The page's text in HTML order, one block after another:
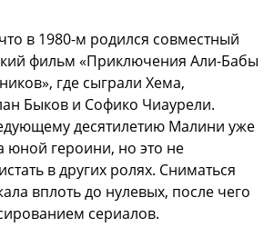
в 1980-м родился совместный
фильм «Приключения Али-Бабы
где сыграли Хема,
Быков и Софико Чиаурели.
десятилетию Малини уже
юной героини, но это не
в других ролях. Сниматься
вплоть до нулевых, после чего
сериалов.